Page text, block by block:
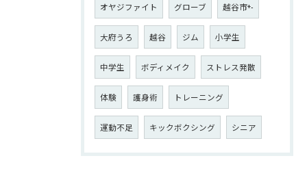
オヤジファイト グローブ 越谷市+-
大府うろ 越谷 ジム 小学生
中学生 ボディメイク ストレス発散
体験 護身術 トレーニング
運動不足 キックボクシング シニア